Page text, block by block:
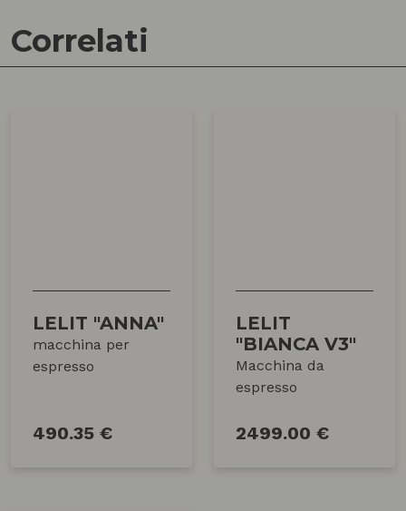
Correlati
LELIT "ANNA"
macchina per
espresso
490.35 €
LELIT
"BIANCA V3"
Macchina da
espresso
2499.00 €